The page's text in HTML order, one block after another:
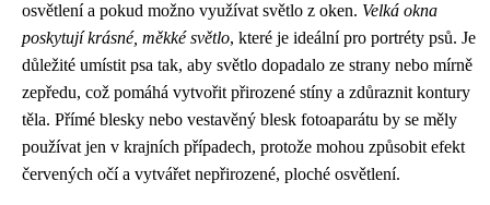
osvětlení a pokud možno využívat světlo z oken. Velká okna
poskytují krásné, měkké světlo, které je ideální pro portréty psů. Je
důležité umístit psa tak, aby světlo dopadalo ze strany nebo mírně
zepředu, což pomáhá vytvořit přirozené stíny a zdůraznit kontury
těla. Přímé blesky nebo vestavěný blesk fotoaparátu by se měly
používat jen v krajních případech, protože mohou způsobit efekt
červených očí a vytvářet nepřirozené, ploché osvětlení.